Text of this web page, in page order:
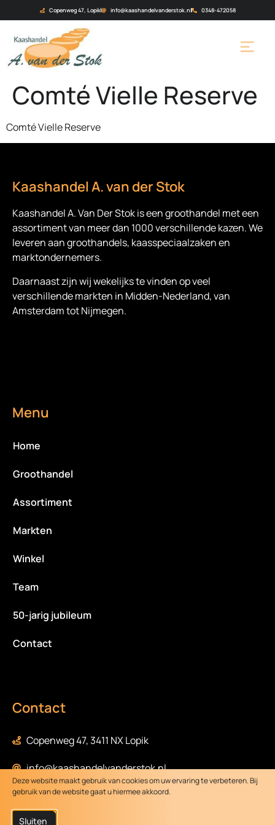
Copenweg 47, Lopik info@kaashandelvanderstok.nl 0348-472058
Comté Vielle Reserve
Comté Vielle Reserve
Kaashandel A. van der Stok
Kaashandel A. Van Der Stok is eengroothandel met een
assortiment van meer dan 1000 verschillende kazen. We
leveren aan groothandels, kaasspeciaalzaken en
marktondernemers.
Daarnaast zijn wij wekelijks te vinden op veel
verschillende markten in Midden-Nederland, van
Amsterdam tot Nijmegen.
Menu
Home
Groothandel
Assortiment
Markten
Winkel
Team
50-jarig jubileum
Contact
Contact
Copenweg 47, 3411 NX Lopik
info@kaashandelvanderstok.nl
0348-472058
Deze website maakt gebruik van cookies om uw ervaring te verbeteren. Bij
gebruik van de website gaat u hiermee akkoord.
Sluiten